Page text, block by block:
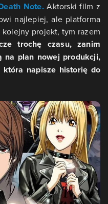
Note.Aktorski film z
najlepiej, ale platforma
projekt, tym razem
trochę czasu, zanim
na plan nowej produkcji,
napisze historię do